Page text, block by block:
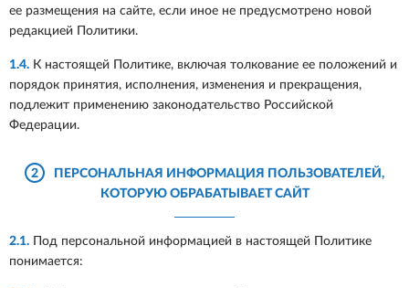
ее размещения на сайте, если иное не предусмотрено новой
редакцией Политики.
1.4. К настоящей Политике, включая толкование ее положений и
порядок принятия, исполнения, изменения и прекращения,
подлежит применению законодательство Российской
Федерации.
2
ПЕРСОНАЛЬНАЯ ИНФОРМАЦИЯ ПОЛЬЗОВАТЕЛЕЙ,
КОТОРУЮ ОБРАБАТЫВАЕТ САЙТ
2.1. Под персональной информацией в настоящей Политике
понимается: